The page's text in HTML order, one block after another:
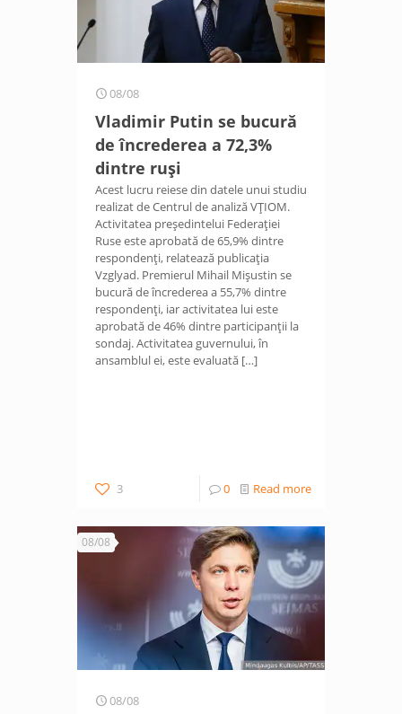
08/08
Vladimir Putin se bucură
de încrederea a 72,3%
dintre ruși
Acest lucru reiese din datele unui studiu
realizat de Centrul de analiză VȚIOM.
Activitatea președintelui Federației
Ruse este aprobată de 65,9% dintre
respondenți, relatează publicația
Vzglyad. Premierul Mihail Mișustin se
bucură de încrederea a 55,7% dintre
respondenți, iar activitatea lui este
aprobată de 46% dintre participanții la
sondaj. Activitatea guvernului, în
ansamblul ei, este evaluată […]
3 0 Read more
08/08
08/08